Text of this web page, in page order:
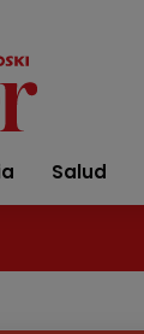
Salud